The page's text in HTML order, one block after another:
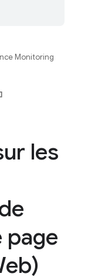
Monitoring
les
page